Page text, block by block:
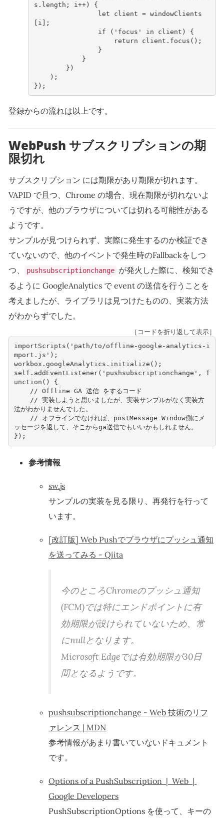
s . length ; i ++)
{
let
client = windowClients
[ i ];
if
( 'focus' in client )
{
return
client . focus ();
}
}
})
);
});
登録からの流れは以上です。
WebPush サブスクリプションの期
限切れ
サブスクリプション には期限があり期限が切れます。
VAPID で且つ、Chrome の場合、現在期限が切れないよ
うですが、他のブラウザについては切れる可能性がある
ようです。
サンプルが見つけられず、実際に発生するのか検証でき
ていないので、他のイベントで発生時のFallbackをしつ
つ、
pushsubscriptionchange が発火した際に、検知でき
るように GoogleAnalytics で event の送信を行うことを
考えましたが、ライブラリは見つけたものの、実装方法
がわからずでした。
［コードを折り返して表示］
importScripts ( 'path/to/offline-google-analytics-i
mport.js' );
workbox . googleAnalytics . initialize ();
self . addEventListener( 'pushsubscriptionchange' ,
f
unction ()
{
// Offline GA 送信 をするコード
// 実装しようと思いましたが、実装サンプルがなく実装方
法がわかりませんでした。
// オフラインでなければ、postMessage Window側にメ
});
参考情報
sw.js
サンプルの実装を見る限り、再発行を行って
います。
[改訂版] Web Pushでブラウザにプッシュ通知
を送ってみる - Qiita
今のところChromeのプッシュ通知
(FCM)では特にエンドポイントに有
効期限が設けられていないため、常
にnullとなります。
Microsoft Edgeでは有効期限が30日
間となるようです。
pushsubscriptionchange - Web 技術のリフ
ァレンス | MDN
参考情報があまり書いていないドキュメント
です。
Options of a PushSubscription | Web |
Google Developers
PushSubscriptionOptions を使って、キーの